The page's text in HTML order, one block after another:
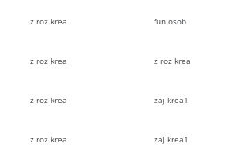
z roz krea fun osob
z roz krea z roz krea
z roz krea zaj krea1
z roz krea zaj krea1